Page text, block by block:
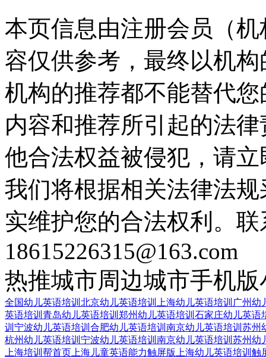
本页信息由注册会员（
容仅供参考，最终以机
机构的推荐都不能替代
内容和推荐所引起的法
他合法权益被侵犯，请
我们将根据相关法律法
实维护您的合法权利。
18615226315@163.com
热推城市周边城市手机版
全国幼儿英语培训 北京幼儿英语培训 上海幼儿英语培训 广州幼
英语培训 青岛幼儿英语培训 郑州幼儿英语培训 石家庄幼儿英语
训 宁波幼儿英语培训 合肥幼儿英语培训 南京幼儿英语培训 苏州
杭州幼儿英语培训 宁波幼儿英语培训 南京幼儿英语培训 苏州幼
上海培训帮首页 上海儿童英语能力触屏版 上海幼儿英语培训触